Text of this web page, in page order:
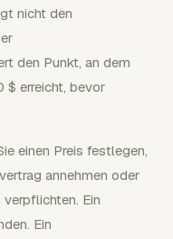
nicht den
den Punkt, an dem
$ erreicht, bevor
einen Preis festlegen,
annehmen oder
Ein
Ein